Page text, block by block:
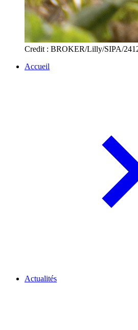
Credit : BROKER/Lilly/SIPA/
Accueil
Actualités